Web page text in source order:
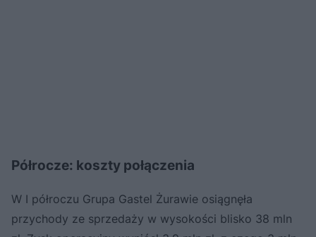
Półrocze: koszty połączenia
W I półroczu Grupa Gastel Żurawie osiągnęła
przychody ze sprzedaży w wysokości blisko 38 mln